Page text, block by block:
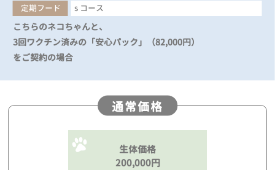
定期フード
s コース
こちらのネコちゃんと、
3回ワクチン済みの「安心パック」（82,000円）
をご契約の場合
通常価格
生体価格
200,000円